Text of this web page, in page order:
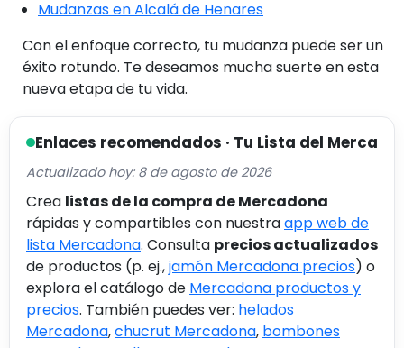
Mudanzas en Alcalá de Henares
Con el enfoque correcto, tu mudanza puede ser un
éxito rotundo. Te deseamos mucha suerte en esta
nueva etapa de tu vida.
Enlaces recomendados · Tu Lista del Merca
Actualizado hoy: 8 de agosto de 2026
Crea listas de la compra de Mercadona
rápidas y compartibles con nuestraapp web de
lista Mercadona. Consulta precios actualizados
de productos (p. ej.,jamón Mercadona precios) o
explora el catálogo de Mercadona productos y
precios. También puedes ver: helados
Mercadona,chucrut Mercadona, bombones